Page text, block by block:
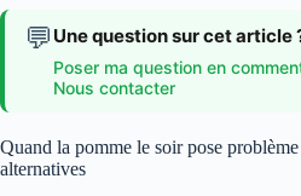
💬 Une question sur cet article
Poser ma question en
Nous contacter
Quand la pomme le soir pose
alternatives